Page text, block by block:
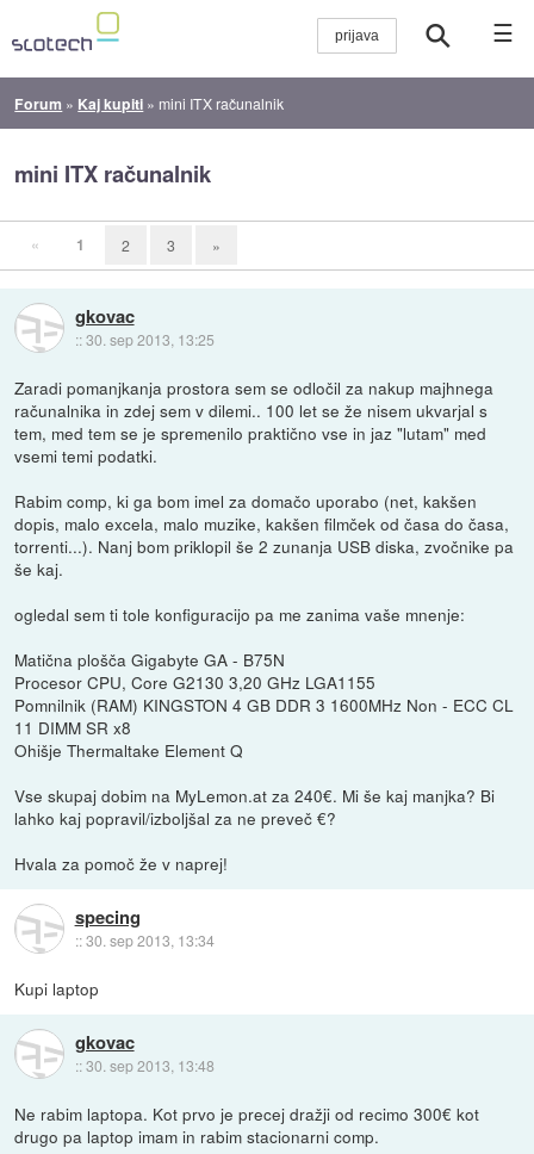
☰
Forum » Kaj kupiti » mini ITX računalnik
mini ITX računalnik
« 1 2 3 »
gkovac
::30. sep 2013, 13:25
Zaradi pomanjkanja prostora sem se odločil za nakup majhnega
računalnika in zdej sem v dilemi.. 100 let se že nisem ukvarjal s
tem, med tem se je spremenilo praktično vse in jaz "lutam" med
vsemi temi podatki.
Rabim comp, ki ga bom imel za domačo uporabo (net, kakšen
dopis, malo excela, malo muzike, kakšen filmček od časa do časa,
torrenti...). Nanj bom priklopil še 2 zunanja USB diska, zvočnike pa
še kaj.
ogledal sem ti tole konfiguracijo pa me zanima vaše mnenje:
Matična plošča Gigabyte GA - B75N
Procesor CPU, Core G2130 3,20 GHz LGA1155
Pomnilnik (RAM) KINGSTON 4 GB DDR 3 1600MHz Non - ECC CL
11 DIMM SR x8
Ohišje Thermaltake Element Q
Vse skupaj dobim na MyLemon.at za 240€. Mi še kaj manjka? Bi
lahko kaj popravil/izboljšal za ne preveč €?
Hvala za pomoč že v naprej!
specing
::30. sep 2013, 13:34
Kupi laptop
gkovac
::30. sep 2013, 13:48
Ne rabim laptopa. Kot prvo je precej dražji od recimo 300€ kot
drugo pa laptop imam in rabim stacionarni comp.